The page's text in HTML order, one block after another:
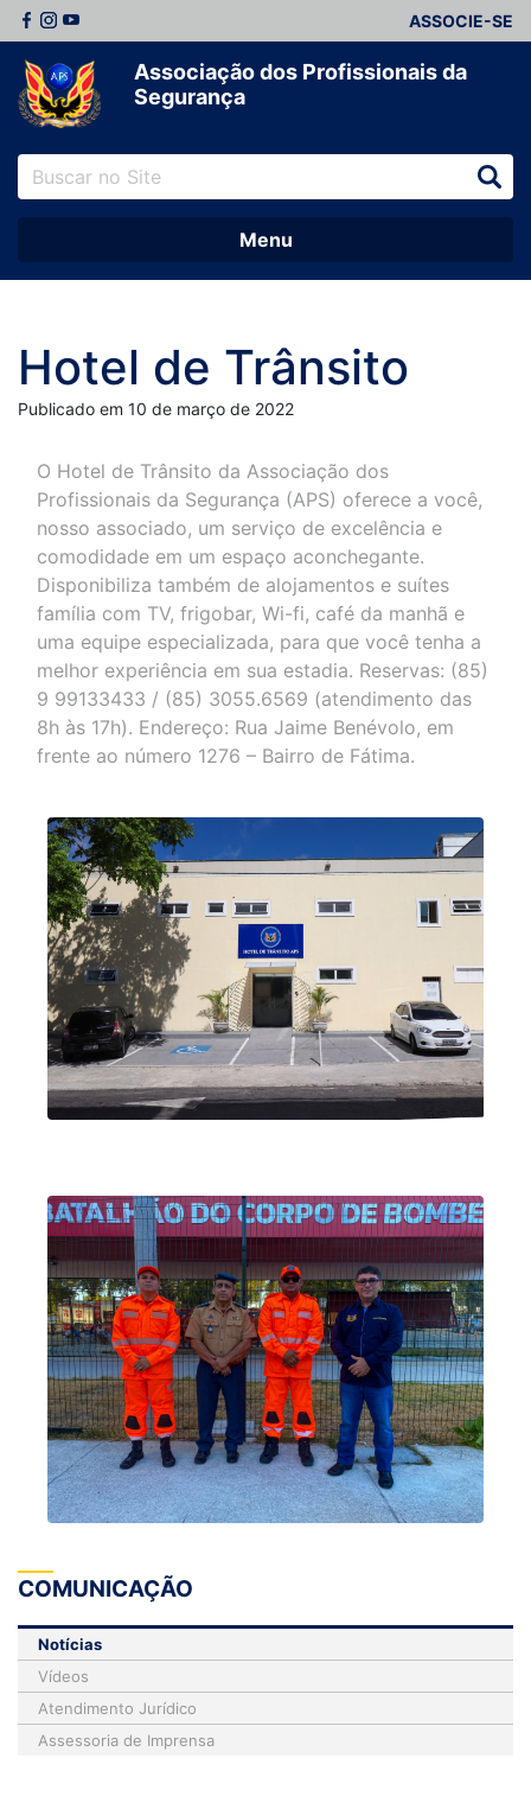
ASSOCIE-SE
Associação dos Profissionais da
Segurança
Menu
Hotel de Trânsito
Publicado em 10 de março de 2022
O Hotel de Trânsito da Associação dos
Profissionais da Segurança (APS) oferece a você,
nosso associado, um serviço de excelência e
comodidade em um espaço aconchegante.
Disponibiliza também de alojamentos e suítes
família com TV, frigobar, Wi-fi, café da manhã e
uma equipe especializada, para que você tenha a
melhor experiência em sua estadia. Reservas: (85)
9 99133433 / (85) 3055.6569 (atendimento das
8h às 17h). Endereço: Rua Jaime Benévolo, em
frente ao número 1276 – Bairro de Fátima.
COMUNICAÇÃO
Notícias
Vídeos
Atendimento Jurídico
Assessoria de Imprensa